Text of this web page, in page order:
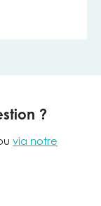
?
via notre